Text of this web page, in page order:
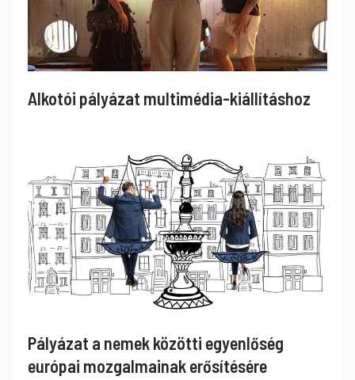
Alkotói pályázat multimédia-kiállításhoz
Pályázat a nemek közötti egyenlőség
európai mozgalmainak erősítésére